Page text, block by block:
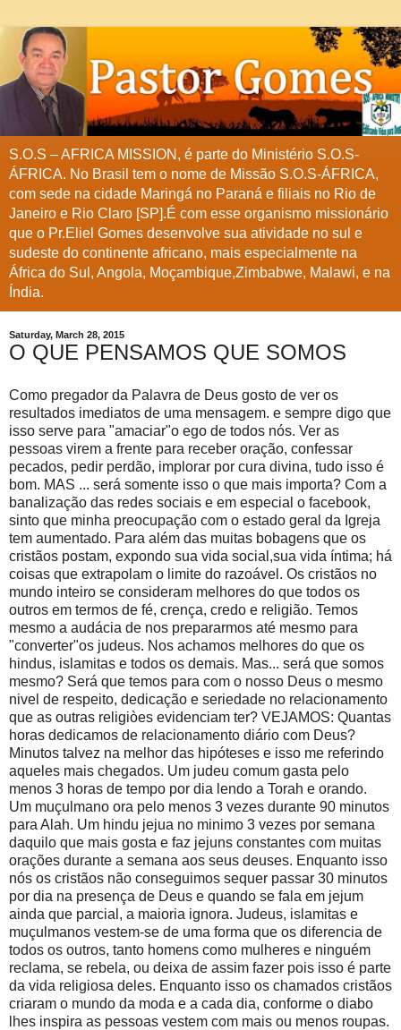
S.O.S – AFRICA MISSION, é parte do Ministério S.O.S-
ÁFRICA. No Brasil tem o nome de Missão S.O.S-ÁFRICA,
com sede na cidade Maringá no Paraná e filiais no Rio de
Janeiro e Rio Claro [SP].É com esse organismo missionário
que o Pr.Eliel Gomes desenvolve sua atividade no sul e
sudeste do continente africano, mais especialmente na
África do Sul, Angola, Moçambique,Zimbabwe, Malawi, e na
Índia.
Saturday, March 28, 2015
O QUE PENSAMOS QUE SOMOS
Como pregador da Palavra de Deus gosto de ver os
resultados imediatos de uma mensagem. e sempre digo que
isso serve para "amaciar"o ego de todos nós. Ver as
pessoas virem a frente para receber oração, confessar
pecados, pedir perdão, implorar por cura divina, tudo isso é
bom. MAS ... será somente isso o que mais importa? Com a
banalização das redes sociais e em especial o facebook,
sinto que minha preocupação com o estado geral da Igreja
tem aumentado. Para além das muitas bobagens que os
cristãos postam, expondo sua vida social,sua vida íntima; há
coisas que extrapolam o limite do razoável. Os cristãos no
mundo inteiro se consideram melhores do que todos os
outros em termos de fé, crença, credo e religião. Temos
mesmo a audácia de nos prepararmos até mesmo para
"converter"os judeus. Nos achamos melhores do que os
hindus, islamitas e todos os demais. Mas... será que somos
mesmo? Será que temos para com o nosso Deus o mesmo
nivel de respeito, dedicação e seriedade no relacionamento
que as outras religiòes evidenciam ter? VEJAMOS: Quantas
horas dedicamos de relacionamento diário com Deus?
Minutos talvez na melhor das hipóteses e isso me referindo
aqueles mais chegados. Um judeu comum gasta pelo
menos 3 horas de tempo por dia lendo a Torah e orando.
Um muçulmano ora pelo menos 3 vezes durante 90 minutos
para Alah. Um hindu jejua no minimo 3 vezes por semana
daquilo que mais gosta e faz jejuns constantes com muitas
orações durante a semana aos seus deuses. Enquanto isso
nós os cristãos não conseguimos sequer passar 30 minutos
por dia na presença de Deus e quando se fala em jejum
ainda que parcial, a maioria ignora. Judeus, islamitas e
muçulmanos vestem-se de uma forma que os diferencia de
todos os outros, tanto homens como mulheres e ninguém
reclama, se rebela, ou deixa de assim fazer pois isso é parte
da vida religiosa deles. Enquanto isso os chamados cristãos
criaram o mundo da moda e a cada dia, conforme o diabo
lhes inspira as pessoas vestem com mais ou menos roupas.